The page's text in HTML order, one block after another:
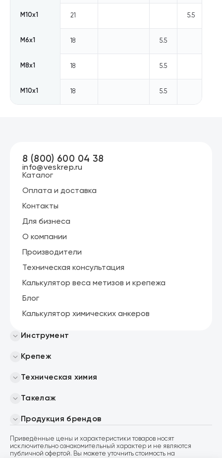
М10х1 21 5.5
М6х1 18 5.5
М8х1 18 5.5
М10х1 18 5.5
Инструмент
Крепеж
Техническая химия
Такелаж
Продукция брендов
Каталог
Оплата и доставка
Контакты
Для бизнеса
О компании
Производители
Техническая консультация
Калькулятор веса метизов и крепежа
Блог
Калькулятор химических анкеров
8 (800) 600 04 38
info@veskrep.ru
Приведённые цены и характеристики товаров носят
исключительно ознакомительный характер и не являются
публичной офертой. Вы можете уточнить стоимость на